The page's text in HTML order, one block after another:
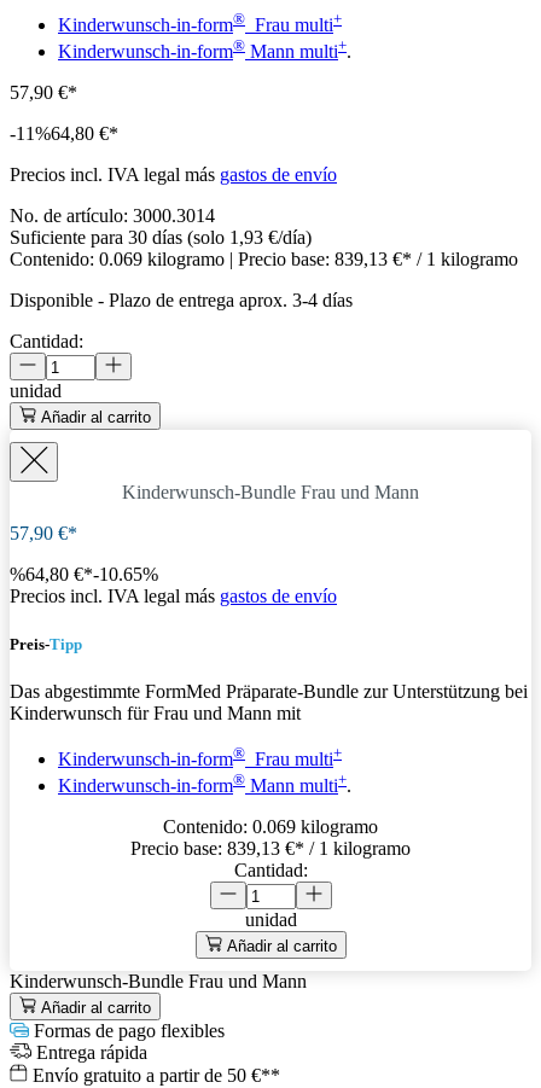
Kinderwunsch-in-form® Frau multi+
Kinderwunsch-in-form® Mann multi+.
57,90 €*
-11%64,80 €*
Precios incl. IVA legal más gastos de envío
No. de artículo: 3000.3014
Suficiente para 30 días (solo 1,93 €/día)
Contenido: 0.069 kilogramo | Precio base: 839,13 €* / 1 kilogramo
Disponible - Plazo de entrega aprox. 3-4 días
Cantidad:
unidad
Añadir al carrito
Kinderwunsch-Bundle Frau und Mann
57,90 €*
%64,80 €*-10.65%
Precios incl. IVA legal más gastos de envío
Preis-Tipp
Das abgestimmte FormMed Präparate-Bundle zur Unterstützung bei
Kinderwunsch für Frau und Mann mit
Kinderwunsch-in-form® Frau multi+
Kinderwunsch-in-form® Mann multi+.
Contenido: 0.069 kilogramo
Precio base: 839,13 €* / 1 kilogramo
Cantidad:
unidad
Añadir al carrito
Kinderwunsch-Bundle Frau und Mann
Añadir al carrito
Formas de pago flexibles
Entrega rápida
Envío gratuito a partir de 50 €**